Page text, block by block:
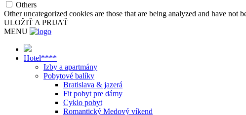
Others
Other uncategorized cookies are those that are being analyzed and have not
ULOŽIŤ A PRIJAŤ
MENU
Hotel****
Izby a apartmány
Pobytové balíky
Bratislava & jazerá
Fit pobyt pre dámy
Cyklo pobyt
Romantický Medový víkend